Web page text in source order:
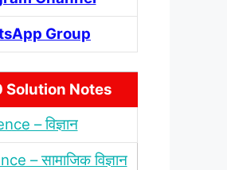
Group
Solution Notes
– विज्ञान
– सामाजिक विज्ञान